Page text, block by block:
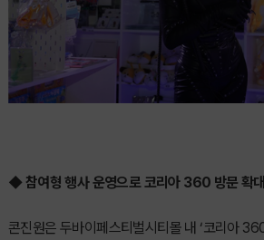
◆ 참여형 행사 운영으로 코리아 360 방문 확대
콘진원은 두바이페스티벌시티몰 내 ‘코리아